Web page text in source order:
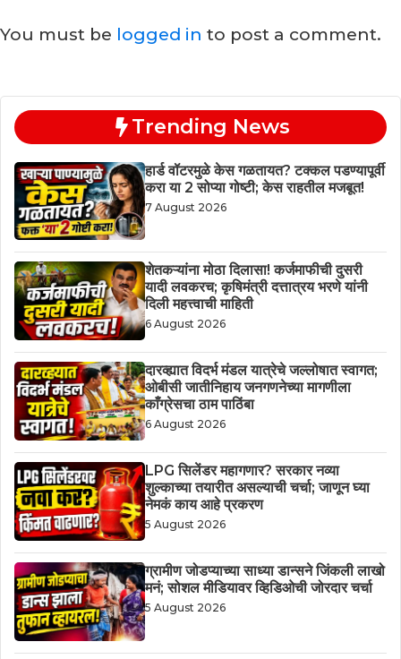
You must be logged in to post a comment.
Trending News
हार्ड वॉटरमुळे केस गळतायत? टक्कल पडण्यापूर्वी
करा या 2 सोप्या गोष्टी; केस राहतील मजबूत!
7 August 2026
शेतकऱ्यांना मोठा दिलासा! कर्जमाफीची दुसरी
यादी लवकरच; कृषिमंत्री दत्तात्रय भरणे यांनी
दिली महत्त्वाची माहिती
6 August 2026
दारव्ह्यात विदर्भ मंडल यात्रेचे जल्लोषात स्वागत;
ओबीसी जातीनिहाय जनगणनेच्या मागणीला
काँग्रेसचा ठाम पाठिंबा
6 August 2026
LPG सिलेंडर महागणार? सरकार नव्या
शुल्काच्या तयारीत असल्याची चर्चा; जाणून घ्या
नेमकं काय आहे प्रकरण
5 August 2026
ग्रामीण जोडप्याच्या साध्या डान्सने जिंकली लाखो
मनं; सोशल मीडियावर व्हिडिओची जोरदार चर्चा
5 August 2026